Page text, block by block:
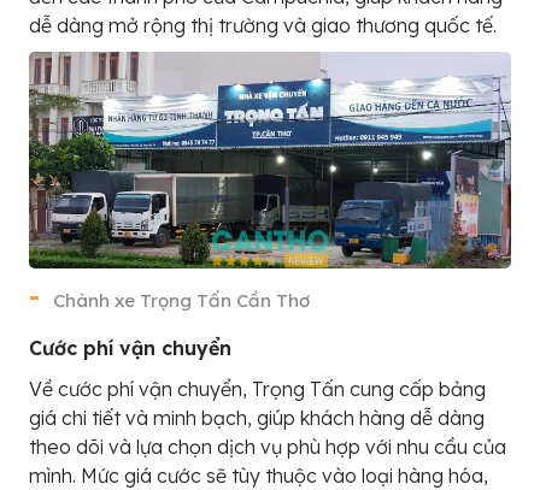
dễ dàng mở rộng thị trường và giao thương quốc tế.
Chành xe Trọng Tấn Cần Thơ
Cước phí vận chuyển
Về cước phí vận chuyển, Trọng Tấn cung cấp bảng
giá chi tiết và minh bạch, giúp khách hàng dễ dàng
theo dõi và lựa chọn dịch vụ phù hợp với nhu cầu của
mình. Mức giá cước sẽ tùy thuộc vào loại hàng hóa,